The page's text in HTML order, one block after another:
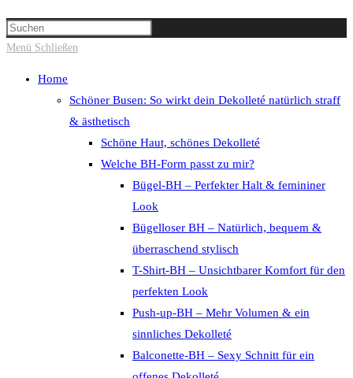
Suche
umschalten
the
panel.
Menü Schließen
Home
Schöner Busen: So wirkt dein Dekolleté natürlich straff
& ästhetisch
Schöne Haut, schönes Dekolleté
Welche BH-Form passt zu mir?
Bügel-BH – Perfekter Halt & femininer
Look
Bügelloser BH – Natürlich, bequem &
überraschend stylisch
T-Shirt-BH – Unsichtbarer Komfort für den
perfekten Look
Push-up-BH – Mehr Volumen & ein
sinnliches Dekolleté
Balconette-BH – Sexy Schnitt für ein